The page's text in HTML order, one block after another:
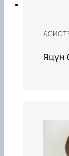
Яцун